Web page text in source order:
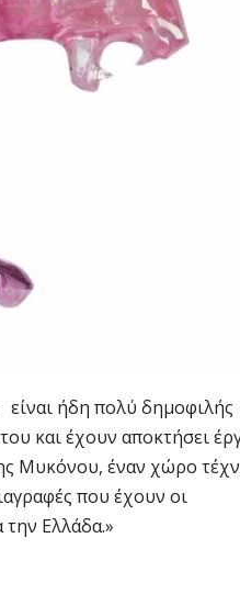
είναι ήδη πολύ δημοφιλής
και έχουν αποκτήσει
Μυκόνου, έναν χώρο
που έχουν οι
την Ελλάδα.»